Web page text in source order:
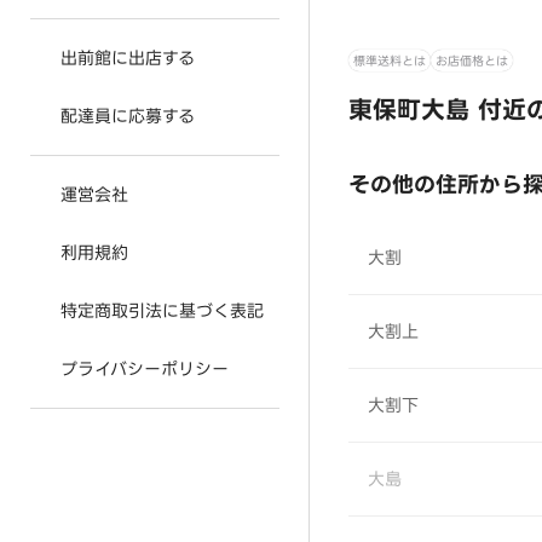
出前館に出店する
配達員に応募する
運営会社
利用規約
特定商取引法に基づく表記
プライバシーポリシー
標準送料とは お店価格とは
東保町大島 付近
その他の住所から
大割
大割上
大割下
大島